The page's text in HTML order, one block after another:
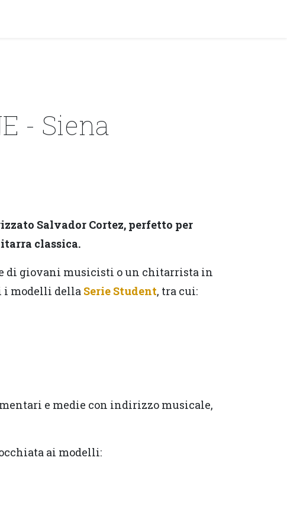
- Siena
Salvador Cortez, perfetto per
classica.
di giovani musicisti o un chitarrista in
i modelli della Serie Student, tra cui:
e medie con indirizzo musicale,
ai modelli: